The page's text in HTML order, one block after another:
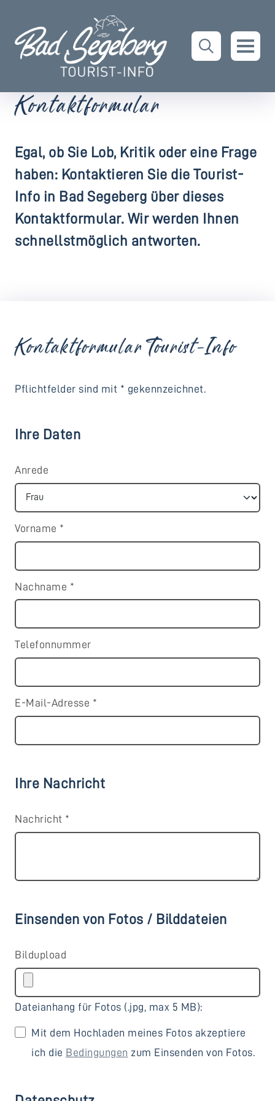
Kontaktformular
Egal, ob Sie Lob, Kritik oder eine Frage
haben: Kontaktieren Sie die Tourist-
Info in Bad Segeberg über dieses
Kontaktformular. Wir werden Ihnen
schnellstmöglich antworten.
Kontaktformular Tourist-Info
Pflichtfelder sind mit * gekennzeichnet.
Ihre Daten
Anrede
Vorname *
Nachname *
Telefonnummer
E-Mail-Adresse *
Ihre Nachricht
Nachricht *
Einsenden von Fotos / Bilddateien
Bildupload
Dateianhang für Fotos (.jpg, max 5 MB):
Mit dem Hochladen meines Fotos akzeptiere
ich die Bedingungen zum Einsenden von Fotos.